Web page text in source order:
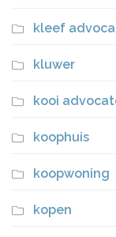
kleef
kluwer
kooi
koophuis
koopwoning
kopen